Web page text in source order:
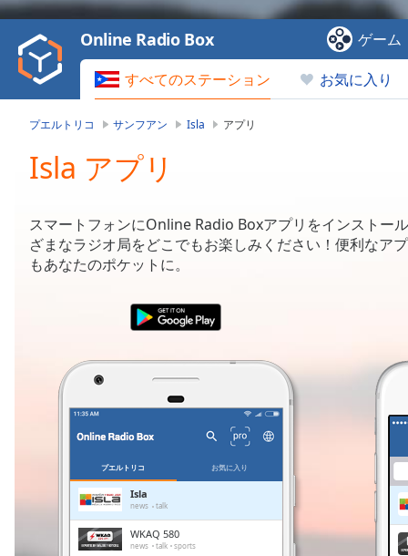
Play
Video
Play
Backward
Skip
Mute
Current
Time0:00
Loaded:
0.00%
Remaining
すべてのステーション お気に入り
Online Radio Box ゲーム
プエルトリコ サンフアン Isla アプリ
Isla アプリ
スマートフォンにOnline Radio Boxアプリをインストール
ざまなラジオ局をどこでもお楽しみください！便利なア
もあなたのポケットに。
プエルトリコ お気に入り
Isla
news talk
WKAQ 580
news talk sports